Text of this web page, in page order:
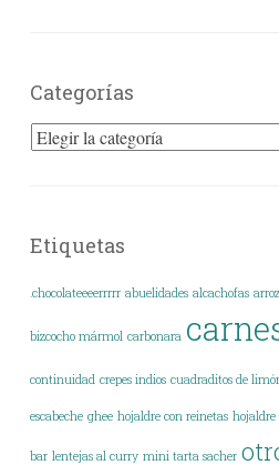
Categorías
Categorías
Etiquetas
.chocolateeeerrrrr abuelidades alcachofas arroz
bizcocho mármol carbonara
continuidad crepes indios cuadraditos de
escabeche ghee hojaldre con reinetas hojaldre
bar lentejas al curry mini tarta sacher